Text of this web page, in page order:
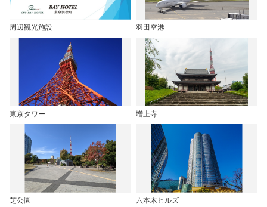
周辺観光施設 羽田空港
東京タワー 増上寺
芝公園 六本木ヒルズ